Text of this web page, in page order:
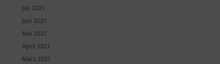
Juli 2021
Juni 2021
Mai 2021
April 2021
März 2021